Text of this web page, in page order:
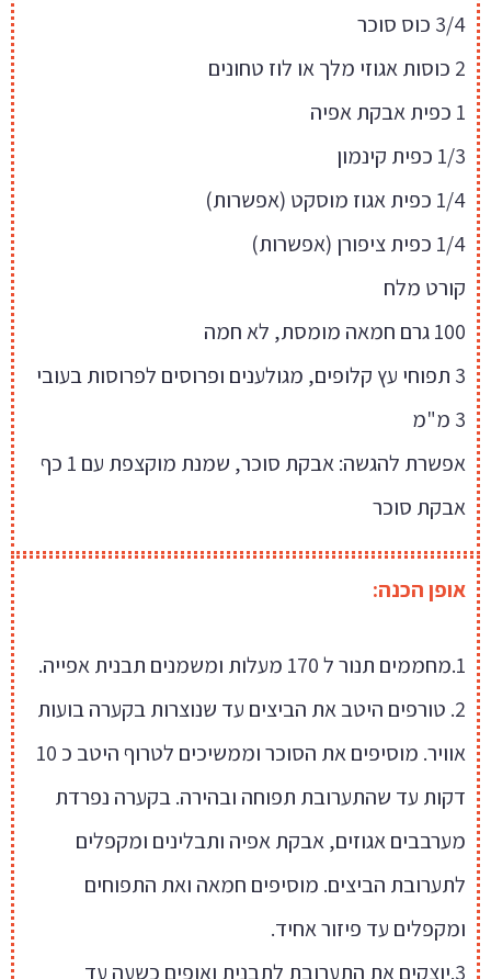
3/4 כוס סוכר
2 כוסות אגוזי מלך או לוז טחונים
1 כפית אבקת אפיה
1/3 כפית קינמון
1/4 כפית אגוז מוסקט (אפשרות)
1/4 כפית ציפורן (אפשרות)
קורט מלח
100 גרם חמאה מומסת, לא חמה
3 תפוחי עץ קלופים, מגולענים ופרוסים לפרוסות בעובי
3 מ"מ
אפשרת להגשה: אבקת סוכר, שמנת מוקצפת עם 1 כף
אבקת סוכר
אופן הכנה:
1.מחממים תנור ל 170 מעלות ומשמנים תבנית אפייה.
2. טורפים היטב את הביצים עד שנוצרות בקערה בועות
אוויר. מוסיפים את הסוכר וממשיכים לטרוף היטב כ 10
דקות עד שהתערובת תפוחה ובהירה. בקערה נפרדת
מערבבים אגוזים, אבקת אפיה ותבלינים ומקפלים
לתערובת הביצים. מוסיפים חמאה ואת התפוחים
ומקפלים עד פיזור אחיד.
3.יוצקים את התערובת לתבנית ואופים כשעה עד